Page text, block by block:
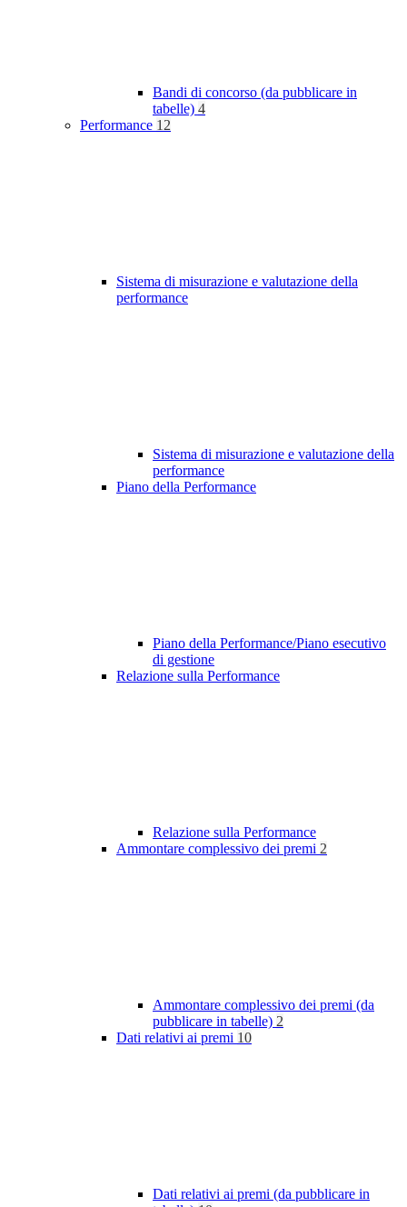
Bandi di concorso (da pubblicare in
tabelle) 4
Performance 12
Sistema di misurazione e valutazione della
performance
Sistema di misurazione e valutazione della
performance
Piano della Performance
Piano della Performance/Piano esecutivo
di gestione
Relazione sulla Performance
Relazione sulla Performance
Ammontare complessivo dei premi 2
Ammontare complessivo dei premi (da
pubblicare in tabelle) 2
Dati relativi ai premi 10
Dati relativi ai premi (da pubblicare in